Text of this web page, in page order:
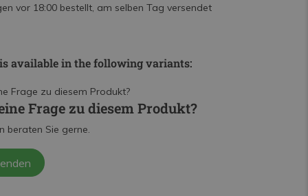
vor 18:00 bestellt, am selben Tag versendet
available in the following variants:
Frage zu diesem Produkt?
beraten Sie gerne.